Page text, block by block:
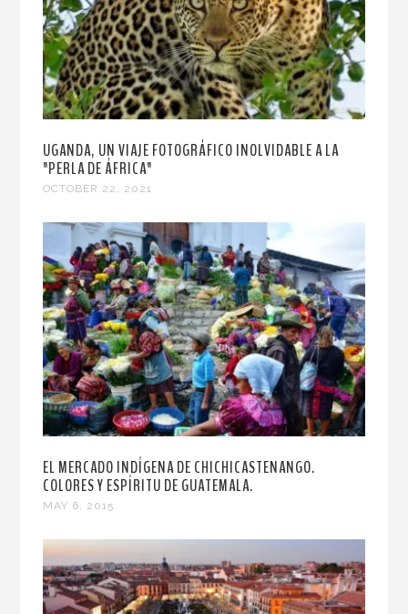
UGANDA, UN VIAJE FOTOGRÁFICO INOLVIDABLE A LA
"PERLA DE ÁFRICA"
OCTOBER 22, 2021
EL MERCADO INDÍGENA DE CHICHICASTENANGO.
COLORES Y ESPÍRITU DE GUATEMALA.
MAY 6, 2015